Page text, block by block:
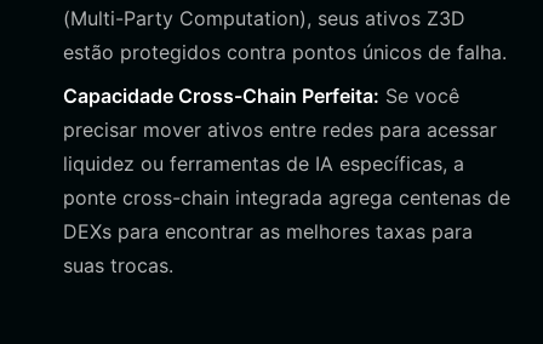
(Multi-Party Computation), seus ativos Z3D
estão protegidos contra pontos únicos de falha.
Capacidade Cross-Chain Perfeita: Se você
precisar mover ativos entre redes para acessar
liquidez ou ferramentas de IA específicas, a
ponte cross-chain integrada agrega centenas de
DEXs para encontrar as melhores taxas para
suas trocas.